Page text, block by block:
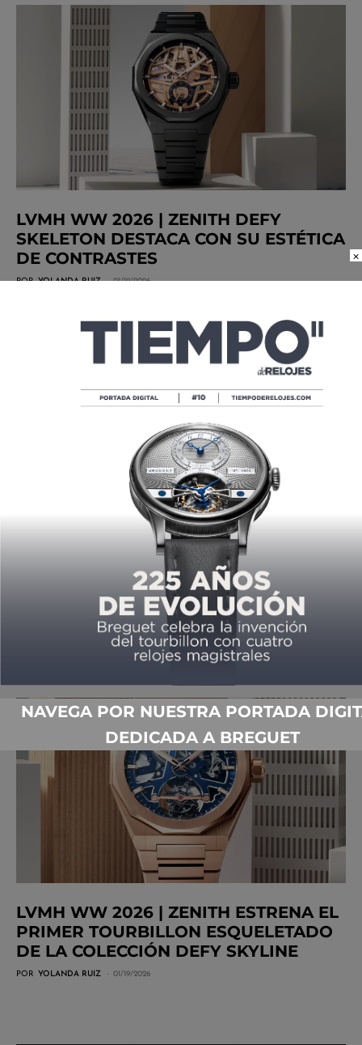
LVMH WW 2026 | ZENITH DEFY
SKELETON DESTACA CON SU ESTÉTICA
DE CONTRASTES
POR YOLANDA RUIZ 01/19/2026
LVMH WW 2026 | ZENITH DEFY
SKYLINE CHRONOGRAPH CON TRAJE
DE CERÁMICA NEGRA
YOLANDA RUIZ 01/19/2026
LVMH WW 2026 | ZENITH ESTRENA EL
PRIMER TOURBILLON ESQUELETADO
DE LA COLECCIÓN DEFY SKYLINE
POR YOLANDA RUIZ 01/19/2026
×
NAVEGA POR NUESTRA PORTADA
DEDICADA A BREGUET